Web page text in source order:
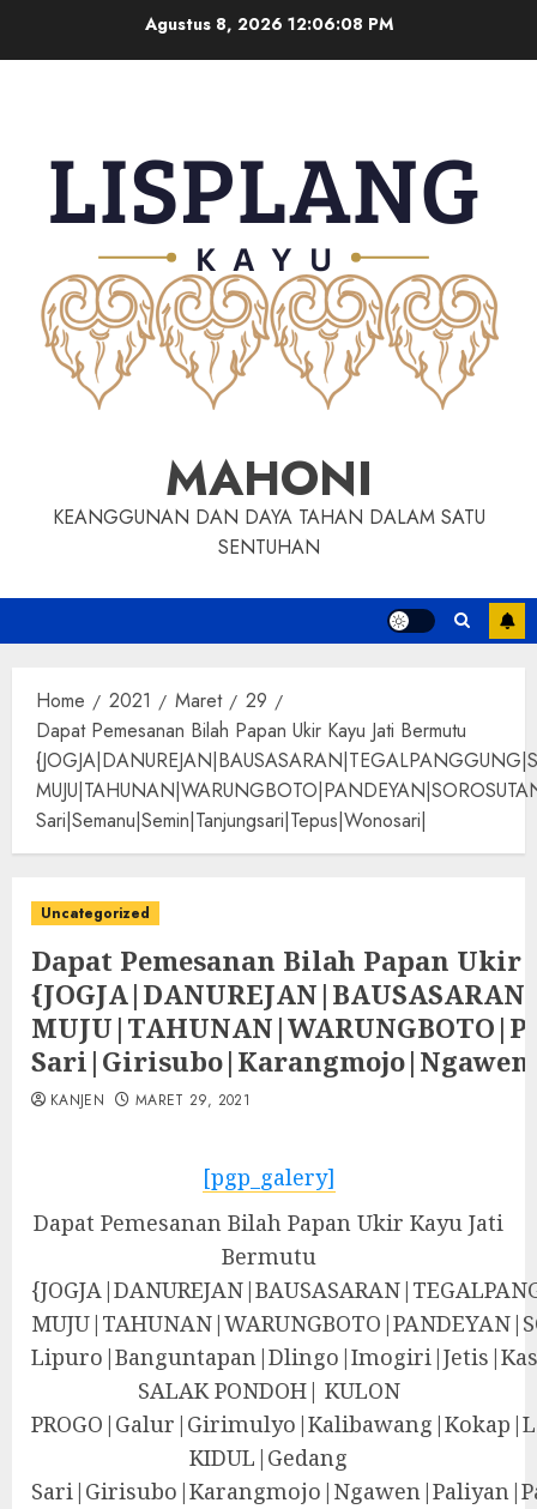
Agustus 8, 2026 12:06:09 PM
MAHONI
KEANGGUNAN DAN DAYA TAHAN DALAM SATU
SENTUHAN
Home 2021 Maret
29
Dapat Pemesanan Bilah Papan Ukir Kayu Jati Bermutu
Sari|Semanu|Semin|Tanjungsari|Tepus|Wonosari|
Uncategorized
Dapat Pemesanan Bilah Papan Ukir
KANJEN MARET 29, 2021
[pgp_galery]
Dapat Pemesanan Bilah Papan Ukir Kayu Jati
Bermutu
SALAK PONDOH| KULON
KIDUL|Gedang